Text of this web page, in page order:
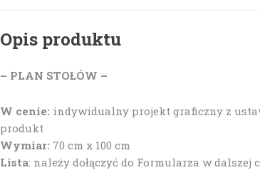
Opis produktu
– PLAN STOŁÓW –
W cenie: indywidualny projekt graficzny z
produkt
Wymiar: 70 cm x 100 cm
Lista: należy dołączyć do Formularza w dalszej